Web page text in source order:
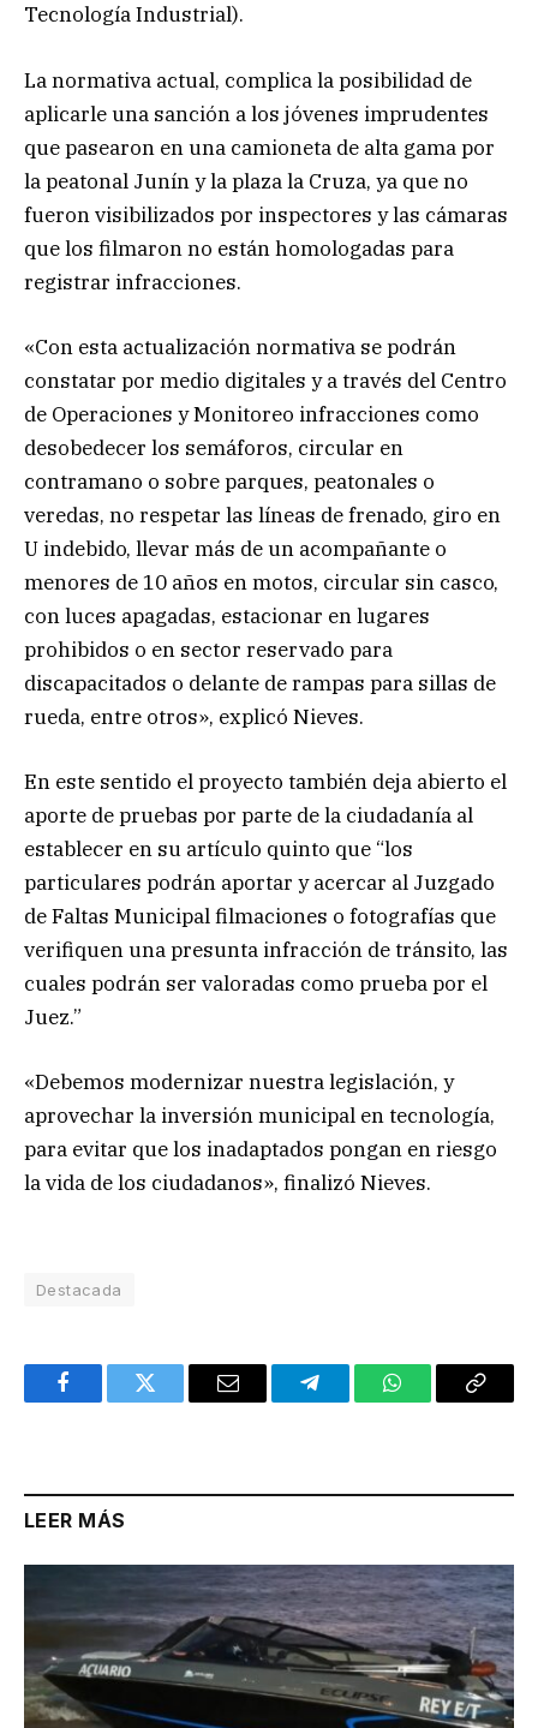
Tecnología Industrial).
La normativa actual, complica la posibilidad de
aplicarle una sanción a los jóvenes imprudentes
que pasearon en una camioneta de alta gama por
la peatonal Junín y la plaza la Cruza, ya que no
fueron visibilizados por inspectores y las cámaras
que los filmaron no están homologadas para
registrar infracciones.
«Con esta actualización normativa se podrán
constatar por medio digitales y a través del Centro
de Operaciones y Monitoreo infracciones como
desobedecer los semáforos, circular en
contramano o sobre parques, peatonales o
veredas, no respetar las líneas de frenado, giro en
U indebido, llevar más de un acompañante o
menores de 10 años en motos, circular sin casco,
con luces apagadas, estacionar en lugares
prohibidos o en sector reservado para
discapacitados o delante de rampas para sillas de
rueda, entre otros», explicó Nieves.
En este sentido el proyecto también deja abierto el
aporte de pruebas por parte de la ciudadanía al
establecer en su artículo quinto que “los
particulares podrán aportar y acercar al Juzgado
de Faltas Municipal filmaciones o fotografías que
verifiquen una presunta infracción de tránsito, las
cuales podrán ser valoradas como prueba por el
Juez.”
«Debemos modernizar nuestra legislación, y
aprovechar la inversión municipal en tecnología,
para evitar que los inadaptados pongan en riesgo
la vida de los ciudadanos», finalizó Nieves.
Destacada
FacebookTwitter Email TelegramWhatsAppCopy
LEER MÁS